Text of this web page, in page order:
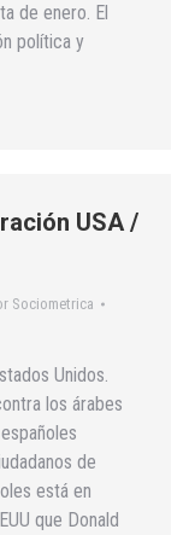
de enero. El
política y
USA /
Sociometrica
Unidos.
los árabes
de
está en
que Donald